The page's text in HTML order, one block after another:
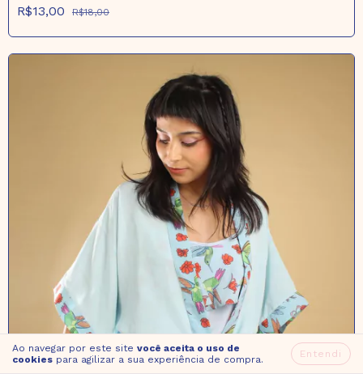
Ao navegar por este site você aceita o uso de
cookies para agilizar a sua experiência de compra. Entendi
R$13,00 R$18,00